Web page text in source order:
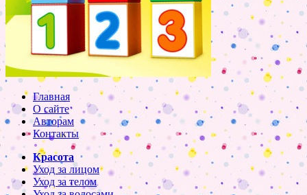
Главная
О сайте
Авторам
Контакты
Красота
Уход за лицом
Уход за телом